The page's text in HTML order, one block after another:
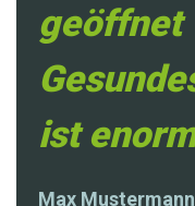
geöffnet
ist
Max Mustermann